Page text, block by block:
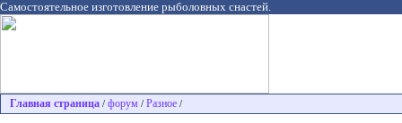
Самостоятельное изготовление рыболовных снастей.
Главная страница / форум / Разное /